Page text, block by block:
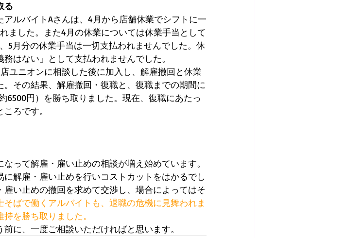
る
ルバイトAさんは、4月から店舗休業でシフトに一
ました。また4月の休業については休業手当として
5月分の休業手当は一切支払われませんでした。休
はない」として支払われませんでした。
ユニオンに相談した後に加入し、解雇撤回と休業
その結果、解雇撤回・復職と、復職までの期間に
6500円）を勝ち取りました。現在、復職にあたっ
ろです。
って解雇・雇い止めの相談が増え始めています。
解雇・雇い止めを行いコストカットをはかるでし
い止めの撤回を求めて交渉し、場合によってはそ
そばで働くアルバイトも、退職の危機に見舞われま
を勝ち取りました。
に、一度ご相談いただければと思います。